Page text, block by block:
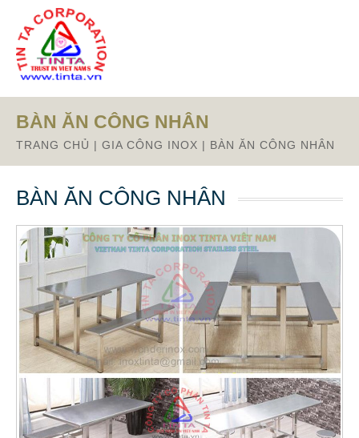
BÀN ĂN CÔNG NHÂN
TRANG CHỦ | GIA CÔNG INOX | BÀN ĂN CÔNG NHÂN
BÀN ĂN CÔNG NHÂN